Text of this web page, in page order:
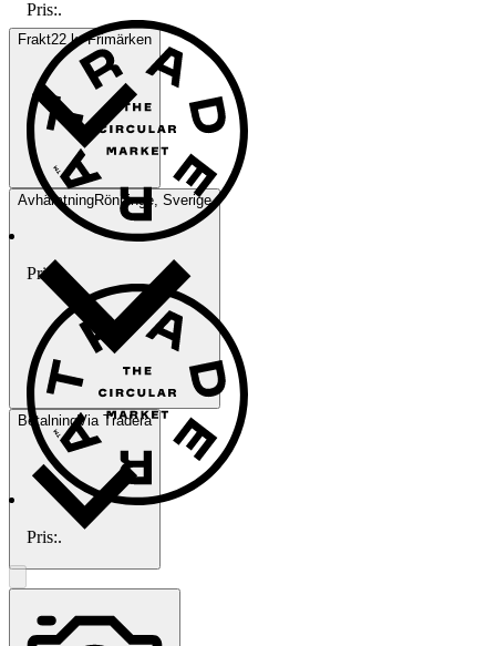
Frakt22 kr Frimärken
AvhämtningRönninge, Sverige
BetalningVia Tradera
Traderas köparskydd
Pris:.
Pris:
Pris:.